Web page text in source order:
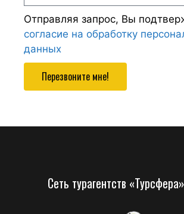
Отправляя запрос, Вы
согласие на обработку
данных
Перезвоните мне!
Сеть турагентств «Турсфера»